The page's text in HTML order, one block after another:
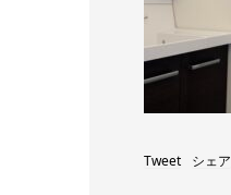
Tweet シェア